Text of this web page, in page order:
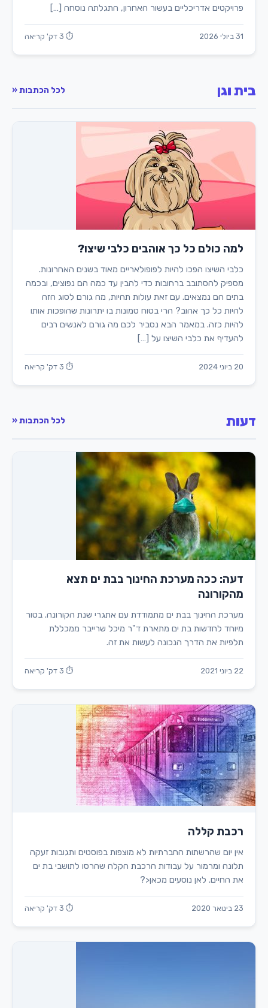
פרויקטים אדריכליים בעשור האחרון, התגלתה נוסחה […]
31 ביולי 2026 ⏱ 3 דק' קריאה
בית וגן לכל הכתבות «
למה כולם כל כך אוהבים כלבי שיצו?
כלבי השיצו הפכו להיות לפופולאריים מאוד בשנים האחרונות.
מספיק להסתובב ברחובות כדי להבין עד כמה הם נפוצים, ובכמה
בתים הם נמצאים. עם זאת עולות תהיות, מה גורם לסוג הזה
להיות כל כך אהוב? הרי בטוח טמונות בו יתרונות שהופכות אותו
להיות כזה. במאמר הבא נסביר לכם מה גורם לאנשים רבים
להעדיף את כלבי השיצו על […]
20 ביוני 2024 ⏱ 3 דק' קריאה
דעות לכל הכתבות «
דעה: ככה מערכת החינוך בבת ים תצא
מהקורונה
מערכת החינוך בבת ים מתמודדת עם אתגרי שנת הקורונה. בטור
מיוחד לחדשות בת ים מתארת ד"ר מיכל שרייבר ממכללת
תלפיות את הדרך הנכונה לעשות את זה.
22 ביוני 2021 ⏱ 3 דק' קריאה
רכבת קללה
אין יום שהרשתות החברתיות לא מוצפות בפוסטים ותגובות זעקה
תלונה ומרמור על עבודות הרכבת הקלה שהרסו לתושבי בת ים
את החיים. לאן נוסעים מכאן<?
23 בינואר 2020 ⏱ 3 דק' קריאה